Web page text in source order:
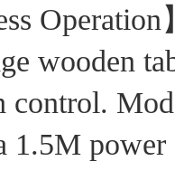
Operation】
wooden
control.
1.5M